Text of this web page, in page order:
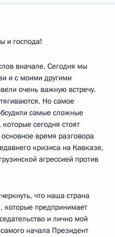
и господа!
вначале. Сегодня мы
и с моими другими
очень важную встречу.
Но самое
самые сложные
сегодня стоят
время разговора
кризиса на Кавказе,
агрессией против
что наша страна
которые предпринимает
и лично мой
начала Президент